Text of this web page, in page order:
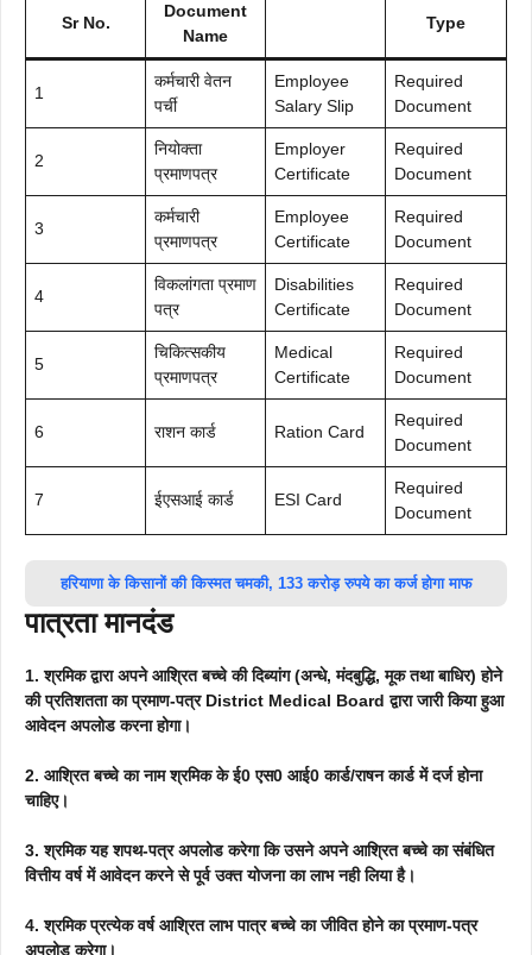
Sr No.
Document
Name
Type
1
कर्मचारी वेतन
पर्ची
Employee
Salary Slip
Required
Document
2
नियोक्ता
प्रमाणपत्र
Employer
Certificate
Required
Document
3
कर्मचारी
प्रमाणपत्र
Employee
Certificate
Required
Document
4
विकलांगता प्रमाण
पत्र
Disabilities
Certificate
Required
Document
5
चिकित्सकीय
प्रमाणपत्र
Medical
Certificate
Required
Document
6 राशन कार्ड Ration Card
Required
Document
7 ईएसआई कार्ड ESI Card
Required
Document
हरियाणा के किसानों की किस्मत चमकी, 133 करोड़ रुपये का कर्ज होगा माफ
पात्रता मानदंड
1. श्रमिक द्वारा अपने आश्रित बच्चे की दिब्यांग (अन्धे, मंदबुद्धि, मूक तथा बाधिर) होने
की प्रतिशतता का प्रमाण-पत्र District Medical Board द्वारा जारी किया हुआ
आवेदन अपलोड करना होगा।
2. आश्रित बच्चे का नाम श्रमिक के ई0 एस0 आई0 कार्ड/राषन कार्ड में दर्ज होना
चाहिए।
3. श्रमिक यह शपथ-पत्र अपलोड करेगा कि उसने अपने आश्रित बच्चे का संबंधित
वित्तीय वर्ष में आवेदन करने से पूर्व उक्त योजना का लाभ नही लिया है।
4. श्रमिक प्रत्येक वर्ष आश्रित लाभ पात्र बच्चे का जीवित होने का प्रमाण-पत्र
अपलोड करेगा।